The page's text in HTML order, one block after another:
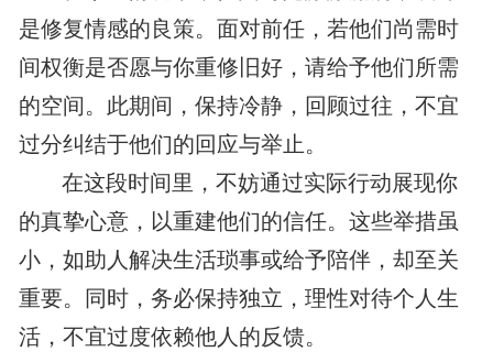
是修复情感的良策。面对前任，若他们尚需时
间权衡是否愿与你重修旧好，请给予他们所需
的空间。此期间，保持冷静，回顾过往，不宜
过分纠结于他们的回应与举止。
在这段时间里，不妨通过实际行动展现你
的真挚心意，以重建他们的信任。这些举措虽
小，如助人解决生活琐事或给予陪伴，却至关
重要。同时，务必保持独立，理性对待个人生
活，不宜过度依赖他人的反馈。